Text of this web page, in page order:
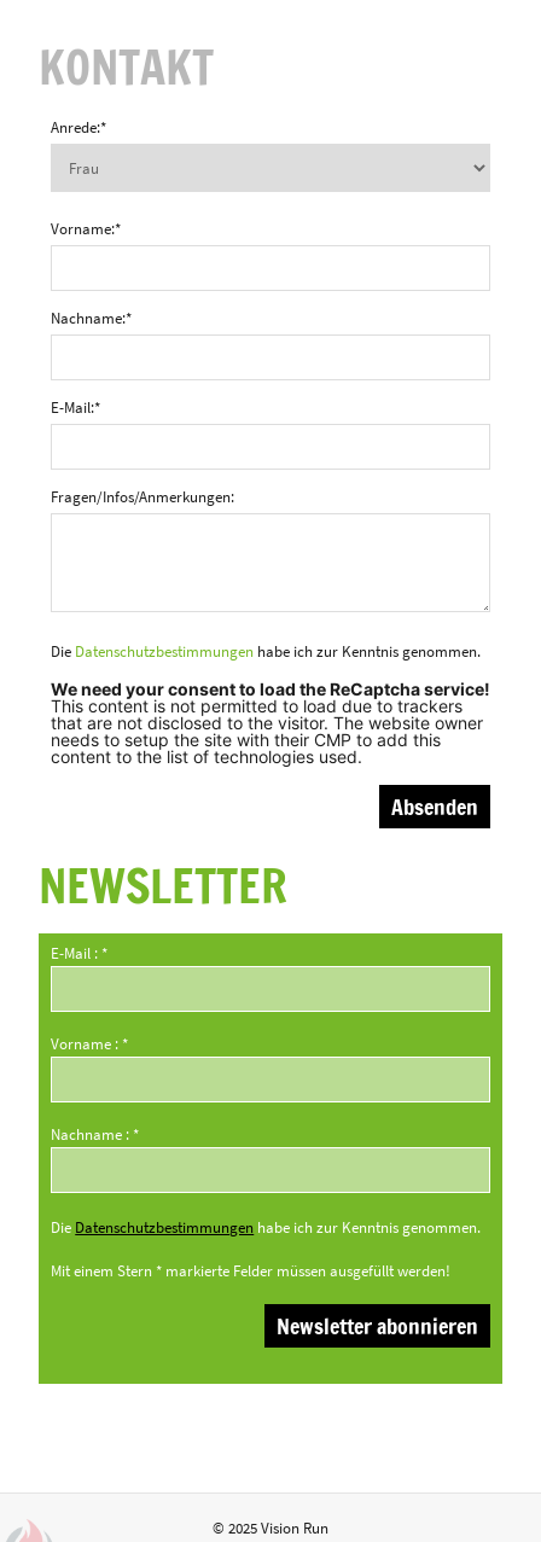
KONTAKT
Anrede:*
Vorname:*
Nachname:*
E-Mail:*
Fragen/Infos/Anmerkungen:
Die Datenschutzbestimmungen habe ich zur Kenntnis genommen.
We need your consent to load the ReCaptcha service!
This content is not permitted to load due to trackers
that are not disclosed to the visitor. The website owner
needs to setup the site with their CMP to add this
content to the list of technologies used.
NEWSLETTER
E-Mail : *
Vorname : *
Nachname : *
Die Datenschutzbestimmungen habe ich zur Kenntnis genommen.
Mit einem Stern * markierte Felder müssen ausgefüllt werden!
© 2025 Vision Run